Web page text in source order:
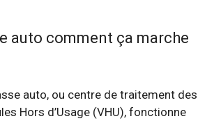
auto comment ça marche
auto, ou centre de traitement des
Hors d’Usage (VHU), fonctionne